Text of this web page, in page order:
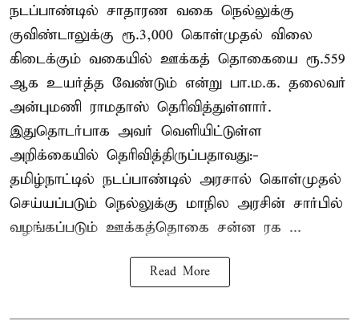
நடப்பாண்டில் சாதாரண வகை நெல்லுக்கு
குவிண்டாலுக்கு ரூ.3,000 கொள்முதல் விலை
கிடைக்கும் வகையில் ஊக்கத் தொகையை ரூ.559
ஆக உயர்த்த வேண்டும் என்று பா.ம.க. தலைவர்
அன்புமணி ராமதாஸ் தெரிவித்துள்ளார்.
இதுதொடர்பாக அவர் வெளியிட்டுள்ள
அறிக்கையில் தெரிவித்திருப்பதாவது:-
தமிழ்நாட்டில் நடப்பாண்டில் அரசால் கொள்முதல்
செய்யப்படும் நெல்லுக்கு மாநில அரசின் சார்பில்
வழங்கப்படும் ஊக்கத்தொகை சன்ன ரக ...
Read More